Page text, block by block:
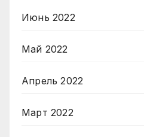
Июнь 2022
Май 2022
Апрель 2022
Март 2022